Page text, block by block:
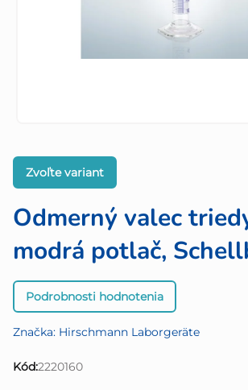
Odmerný valec
modrá potlač,
Priemerné
hodnotenie
je
0,0
Podrobnosti hodnotenia
Značka: Hirschmann Laborgeräte
Kód:2220160
Zvoľte variant